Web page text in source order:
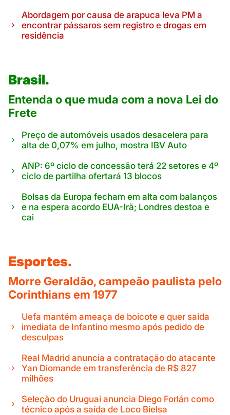
Abordagem por causa de arapuca leva PM a
encontrar pássaros sem registro e drogas em
residência
Brasil.
Entenda o que muda com a nova Lei do
Frete
Preço de automóveis usados desacelera para
alta de 0,07% em julho, mostra IBV Auto
ANP: 6º ciclo de concessão terá 22 setores e 4º
ciclo de partilha ofertará 13 blocos
Bolsas da Europa fecham em alta com balanços
e na espera acordo EUA-Irã; Londres destoa e
cai
Esportes.
Morre Geraldão, campeão paulista pelo
Corinthians em 1977
Uefa mantém ameaça de boicote e quer saída
imediata de Infantino mesmo após pedido de
desculpas
Real Madrid anuncia a contratação do atacante
Yan Diomande em transferência de R$ 827
milhões
Seleção do Uruguai anuncia Diego Forlán como
técnico após a saída de Loco Bielsa